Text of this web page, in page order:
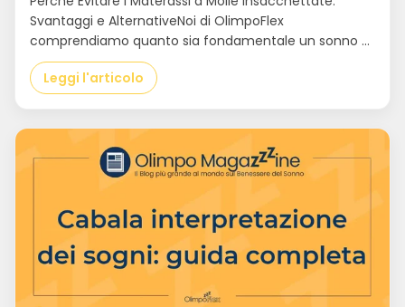
Svantaggi e AlternativeNoi di OlimpoFlex
comprendiamo quanto sia fondamentale un sonno ...
Leggi l'articolo